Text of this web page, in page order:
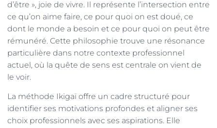
d’être », joie de vivre. Il représente l’intersection entre
ce qu’on aime faire, ce pour quoi on est doué, ce
dont le monde a besoin et ce pour quoi on peut être
rémunéré. Cette philosophie trouve une résonance
particulière dans notre contexte professionnel
actuel, où la quête de sens est centrale on vient de
le voir.
La méthode Ikigaï offre un cadre structuré pour
identifier ses motivations profondes et aligner ses
choix professionnels avec ses aspirations. Elle